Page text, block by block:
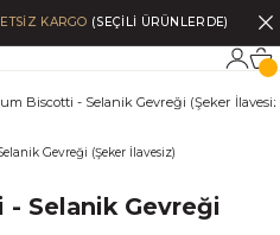
KARGO (SEÇİLİ ÜRÜNLERDE)
Biscotti - Selanik Gevreği (Şeker
Selanik Gevreği